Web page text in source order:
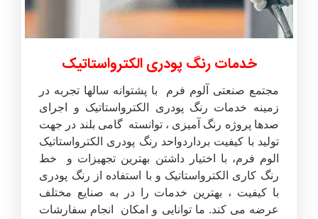
خدمات رنگ پودری الکترواستاتیک
مجتمع صنعتی آلوم فرم با پشتوانه سالها تجربه در
زمینه خدمات رنگ پودری الکترواستاتیک و اجرای
صدها پروژه رنگ آمیزی ، توانسته گامی بلند در جهت
تولید با کیفیت برداردواحد رنگ پودری الکترواستاتیک
الوم فرم، با اختیار داشتن بهترین تجهیزات و خط
رنگ کاری الکترواستاتیک و با استفاده از رنگ پودری
با کیفیت ، بهترین خدمات را در به صنایع مختلف
عرضه می کند. ما توانایی و امکان انجام سفارشات